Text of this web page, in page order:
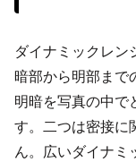
ダイナミックレン
暗部から明部まで
明暗を写真の中で
す。二つは密接に
ん。広いダイナミ